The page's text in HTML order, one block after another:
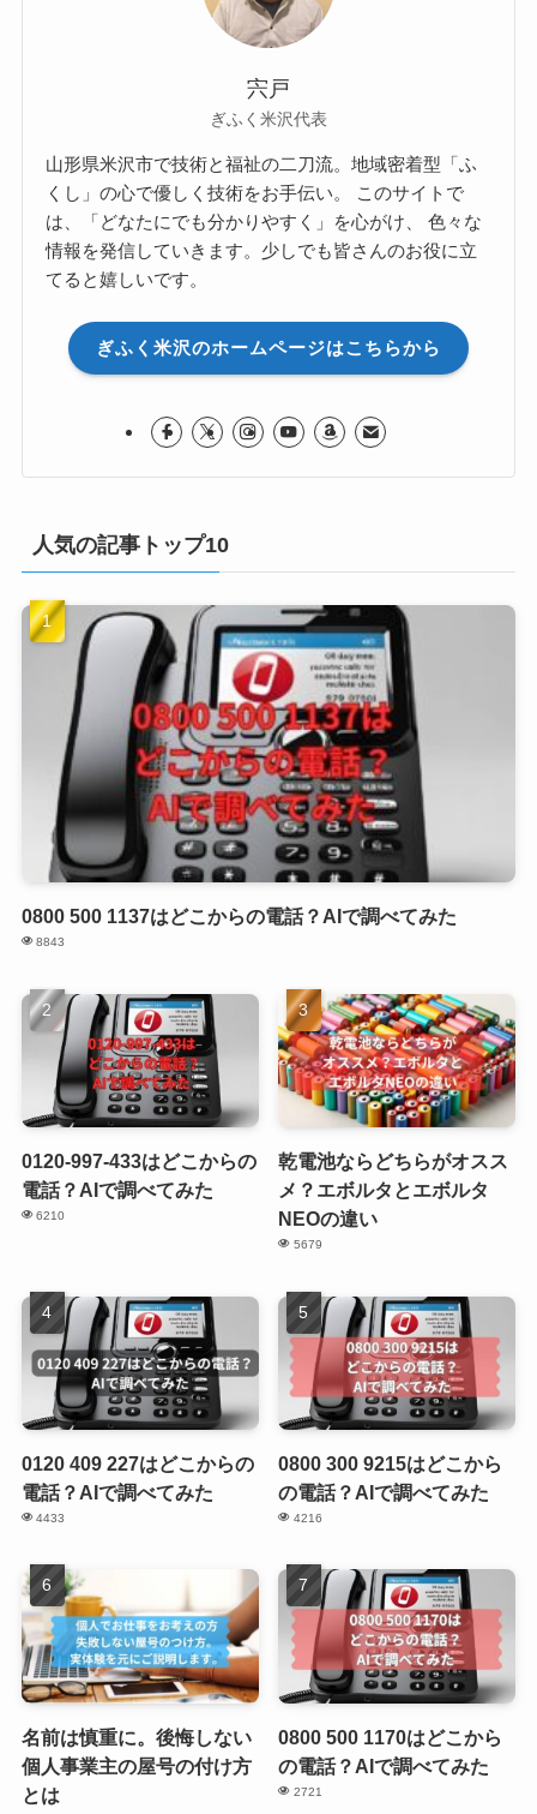
宍戸
ぎふく米沢代表
山形県米沢市で技術と福祉の二刀流。地域密着型「ふ
くし」の心で優しく技術をお手伝い。 このサイトで
は、「どなたにでも分かりやすく」を心がけ、 色々な
情報を発信していきます。少しでも皆さんのお役に立
てると嬉しいです。
ぎふく米沢のホームページはこちらから
人気の記事トップ10
0800 500 1137はどこからの電話？AIで調べてみた
8843
0120-997-433はどこからの
電話？AIで調べてみた
6210
乾電池ならどちらがオスス
メ？エボルタとエボルタ
NEOの違い
5679
0120 409 227はどこからの
電話？AIで調べてみた
4433
0800 300 9215はどこから
の電話？AIで調べてみた
4216
名前は慎重に。後悔しない
個人事業主の屋号の付け方
とは
0800 500 1170はどこから
の電話？AIで調べてみた
2721